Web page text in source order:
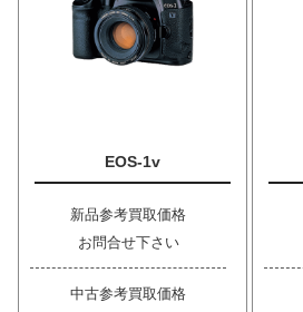
EOS-1v
新品参考買取価格
お問合せ下さい
中古参考買取価格